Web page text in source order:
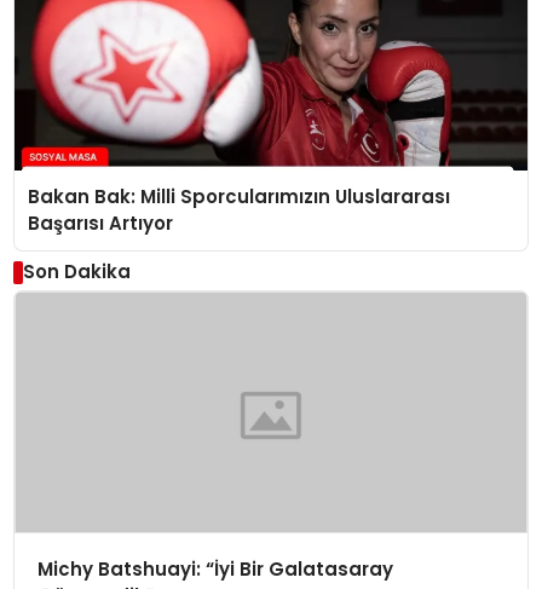
Bakan Bak: Milli Sporcularımızın Uluslararası
Başarısı Artıyor
Son Dakika
Michy Batshuayi: “İyi Bir Galatasaray